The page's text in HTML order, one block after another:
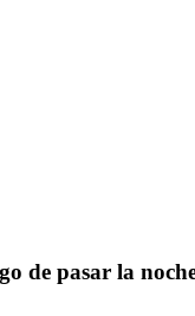
de pasar la